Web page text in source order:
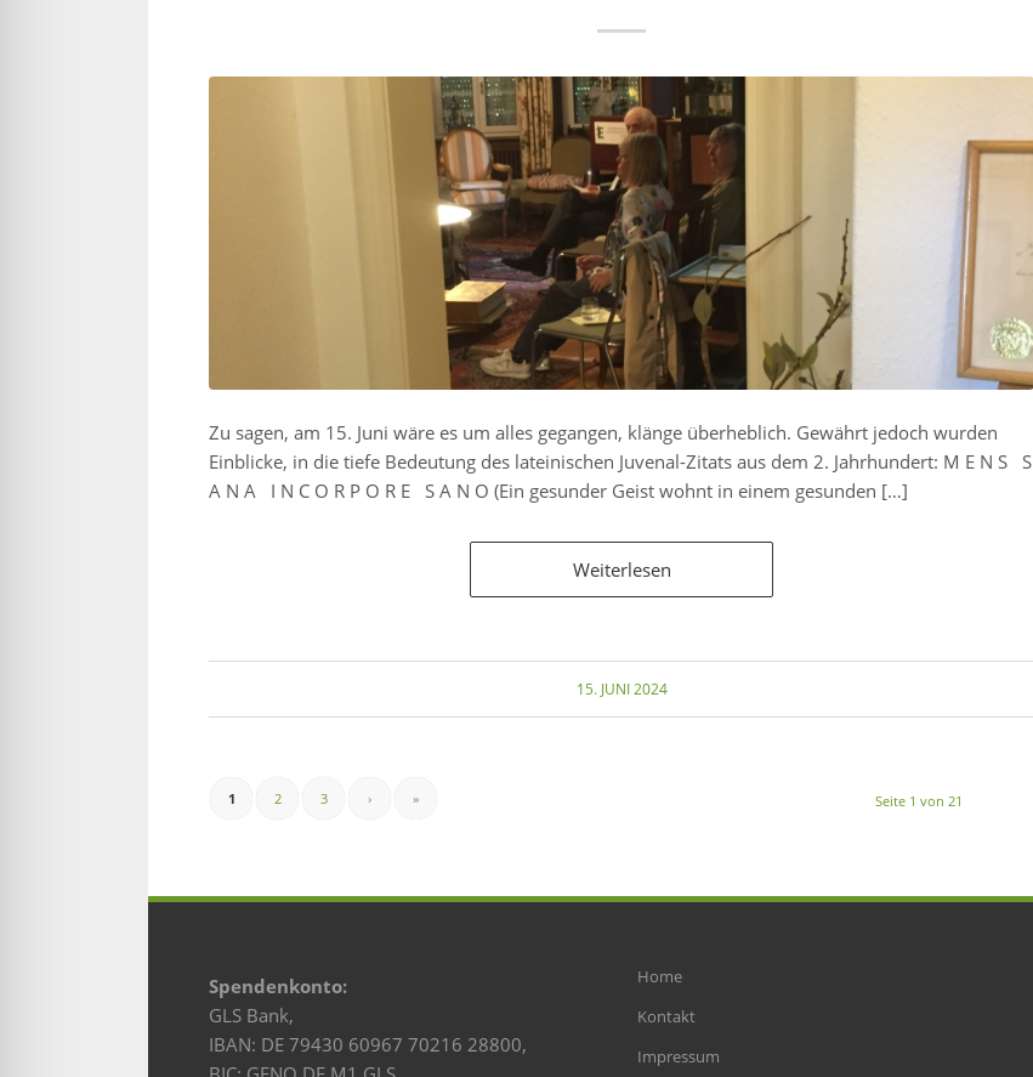
Zu sagen, am 15. Juni wäre es um alles gegangen, klänge überheblich. Gewährt jedoch wurden
Einblicke, in die tiefe Bedeutung des lateinischen Juvenal-Zitats aus dem 2. Jahrhundert: M E N S S
A N A I N C O R P O R E S A N O (Ein gesunder Geist wohnt in einem gesunden […]
Weiterlesen
15. JUNI 2024
Seite 1 von 21
1 2 3 › »
Spendenkonto:
GLS Bank,
IBAN: DE 79430 60967 70216 28800,
Home
Kontakt
Impressum